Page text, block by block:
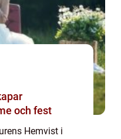
och fest
Hemvist i